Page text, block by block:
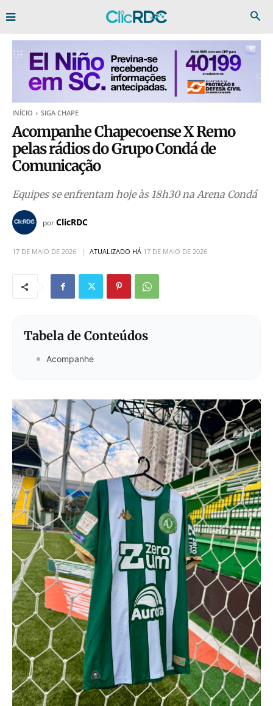
INÍCIO SIGA CHAPE
Acompanhe Chapecoense X Remo
pelas rádios do Grupo Condá de
Comunicação
Equipes se enfrentam hoje às 18h30 na Arena Condá
porClicRDC
17 DE MAIO DE 2026 ATUALIZADO HÁ 17 DE MAIO DE 2026
Tabela de Conteúdos
Acompanhe